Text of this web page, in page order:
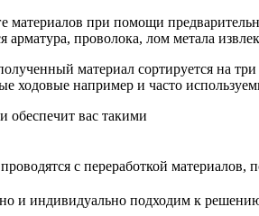
материалов при помощи
арматура, проволока, лом метала
материал сортируется на
ходовые например и часто
обеспечит вас такими
с переработкой материалов,
и индивидуально подходим к